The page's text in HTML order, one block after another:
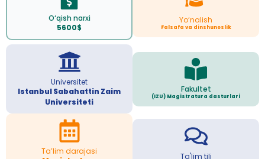
O‘qish narxi
5600$
Yo‘nalish
Falsafa va dinshunoslik
Universitet
Istanbul Sabahattin Zaim
Universiteti
Fakultet
(IZU) Magistratura dasturlari
Ta’lim darajasi
Ta'lim tili